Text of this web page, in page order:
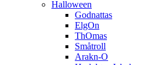
Halloween
Godnattas
ElgOn
ThOmas
Småtroll
Arakn-O